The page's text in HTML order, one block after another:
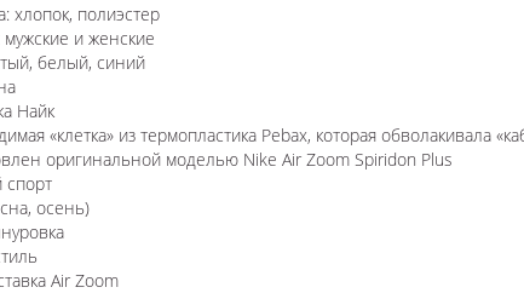
хлопок, полиэстер
и женские
белый, синий
Найк
«клетка» из термопластика Pebax, которая обволакивала
оригинальной моделью Nike Air Zoom Spiridon Plus
спорт
осень)
Air Zoom